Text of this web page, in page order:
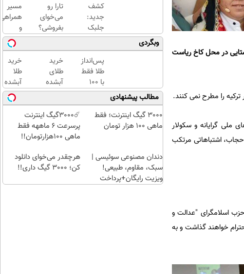
در محل کاخ ریاست
گرایانه و سکولار
اشتباهاتی مرتکب
اسلامگرای "عدالت و
خواهند گذاشت و به
کشف
جدید:
جلبک
اسپیرولینا
پیری را
متوقف
می
کند50%تخفیف
تارا رو
می‌خوای
بفروشی؟
با
خودرو۴۵
یک‌روزه
بفروشش
مسیر
همراهی
و
گزارش
عملکرد
گروه
اسنپ
در
۱۴۰۴
وبگردی
پس‌انداز
طلا فقط
با ۱۰۰
هزارتومان
(امن و
راحت)
خرید
طلای
آبشده
حتی با
۱۰۰هزارتومان
خرید
طلا
آبشده
با 100
هزار
مطالب پیشنهادی
3000 گیگ اینترنت؛ فقط
ماهی 100 هزار تومان
☄️3000گیگ اینترنت
پرسرعت 6 ماههه فقط
ماهی 100هزارتومان!!
دندان مصنوعی سوئیسی |
سبک، مقاوم، طبیعی!
ویزیت رایگان+پرداخت
هرچقدر می‌خوای دانلود
کن؛ 3000 گیگ داری!!